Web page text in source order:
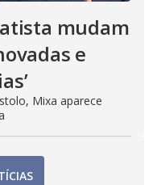
mudam
e
Mixa aparece